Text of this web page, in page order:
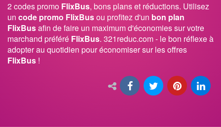
2 codes promo FlixBus, bons plans et réductions. Utilisez
un code promo FlixBusou profitez d'un bon plan
FlixBusafin de faire un maximum d'économies sur votre
marchand préféré FlixBus. 321reduc.com - le bon réflexe à
adopter au quotidien pour économiser sur les offres
FlixBus !